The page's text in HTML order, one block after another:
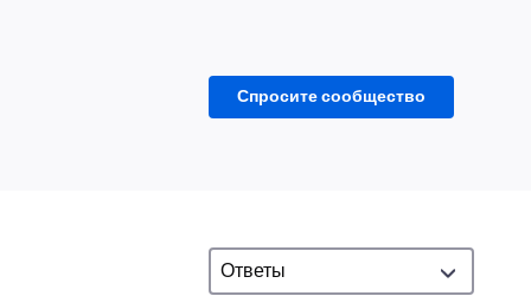
Спросите сообщество